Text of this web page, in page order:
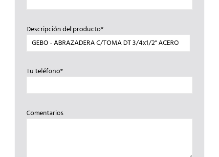
Descripción del producto*
Tu teléfono*
Comentarios